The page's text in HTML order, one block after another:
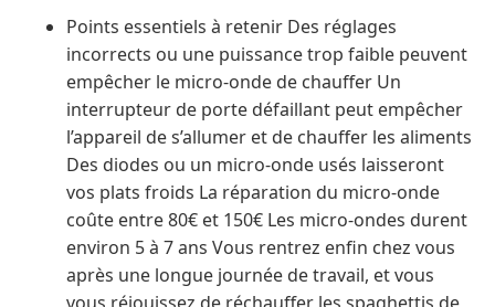
Points essentiels à retenir Des réglages
incorrects ou une puissance trop faible peuvent
empêcher le micro-onde de chauffer Un
interrupteur de porte défaillant peut empêcher
l’appareil de s’allumer et de chauffer les aliments
Des diodes ou un micro-onde usés laisseront
vos plats froids La réparation du micro-onde
coûte entre 80€ et 150€ Les micro-ondes durent
environ 5 à 7 ans Vous rentrez enfin chez vous
après une longue journée de travail, et vous